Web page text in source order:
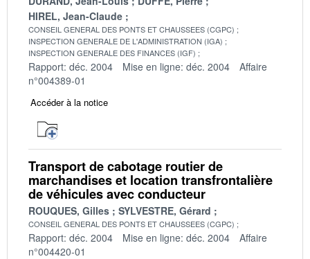
HIREL, Jean-Claude
CONSEIL GENERAL DES PONTS ET CHAUSSEES (CGPC)
INSPECTION GENERALE DE L'ADMINISTRATION (IGA)
INSPECTION GENERALE DES FINANCES (IGF)
Rapport: déc. 2004 Mise en ligne: déc. 2004
Affaire
n°004389-01
Accéder à la notice
Transport de cabotage routier de
marchandises et location transfrontalière
de véhicules avec conducteur
ROUQUES, Gilles SYLVESTRE, Gérard
CONSEIL GENERAL DES PONTS ET CHAUSSEES (CGPC)
Rapport: déc. 2004 Mise en ligne: déc. 2004
Affaire
n°004420-01